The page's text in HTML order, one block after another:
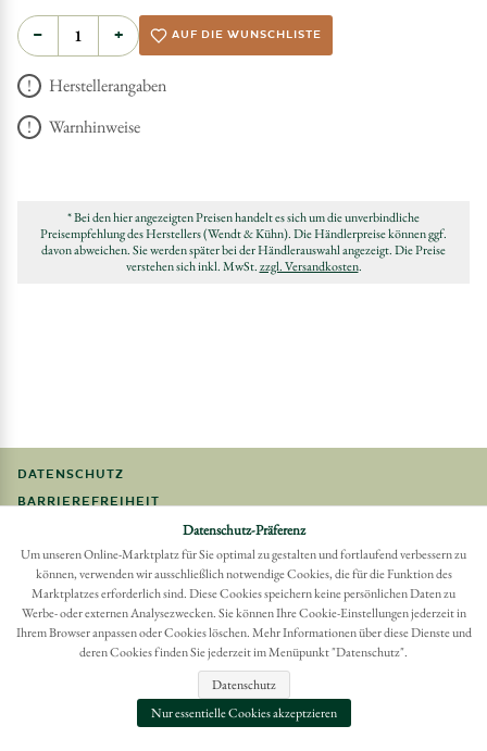
− + AUF DIE WUNSCHLISTE
Herstellerangaben
Warnhinweise
* Bei den hier angezeigten Preisen handelt es sich um die unverbindliche
Preisempfehlung des Herstellers (Wendt & Kühn). Die Händlerpreise können ggf.
davon abweichen. Sie werden später bei der Händlerauswahl angezeigt. Die Preise
verstehen sich inkl. MwSt.zzgl. Versandkosten.
DATENSCHUTZ
BARRIEREFREIHEIT
IMPRESSUM
Möchten Sie eine Bestellung widerrufen?
Hier Widerruf mit wenigen Klicks online erreichen
BESTELLUNG WIDERRUFEN
Datenschutz-Präferenz
Um unseren Online-Marktplatz für Sie optimal zu gestalten und fortlaufend verbessern zu
können, verwenden wir ausschließlich notwendige Cookies, die für die Funktion des
Marktplatzes erforderlich sind. Diese Cookies speichern keine persönlichen Daten zu
Werbe- oder externen Analysezwecken. Sie können Ihre Cookie-Einstellungen jederzeit in
Ihrem Browser anpassen oder Cookies löschen. Mehr Informationen über diese Dienste und
deren Cookies finden Sie jederzeit im Menüpunkt "Datenschutz".
Datenschutz
Nur essentielle Cookies akzeptzieren